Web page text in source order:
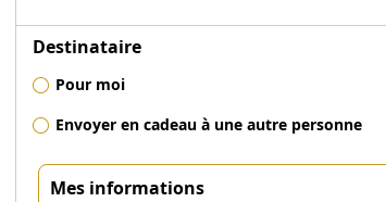
Destinataire
Pour moi
Envoyer en cadeau à une autre personne
Mes informations